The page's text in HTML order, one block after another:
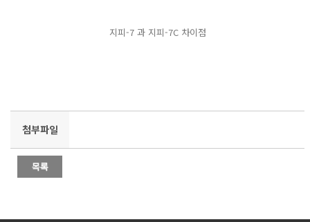
지피-7 과 지피-7C 차이점
첨부파일